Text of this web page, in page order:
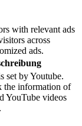
with relevant ads
across
ads.
set by Youtube.
the information of
YouTube videos